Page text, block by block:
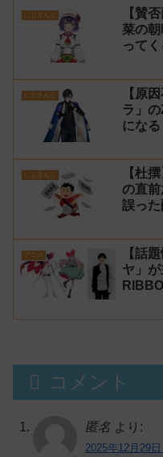
にじさんじ
【賛
菜の
って
イバ
にじさんじ
【原
ラ」
になる
にじさんじ
【杜
の直
誤っ
【生
アニメ
【話
ヤ」
ンル
コメント
匿名 より:
2025年12月29